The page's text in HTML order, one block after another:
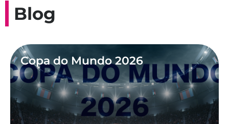
Blog
Copa do Mundo 2026